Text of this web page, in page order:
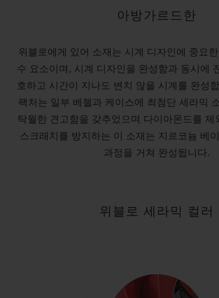
아방가르드한
위블로에게 있어 소재는 시계 디자인에 중요
수 요소이며, 시계 디자인을 완성함과 동시에
호하고 시간이 지나도 변치 않을 시계를 완성
팩처는 일부 베젤과 케이스에 최첨단 세라믹
탁월한 견고함을 갖추었으며 다이아몬드를 제
스크래치를 방지하는 이 소재는 지르코늄 베
과정을 거쳐 완성됩니다.
위블로 세라믹 컬러